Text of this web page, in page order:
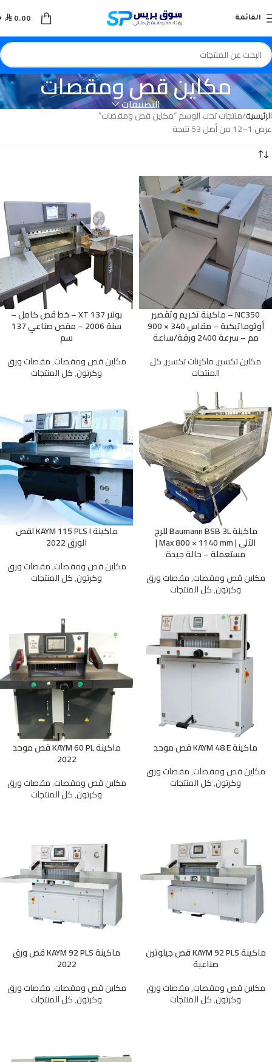
القائمة  0.00
مكاين قص ومقصات
التصنيفات
الرئيسية منتجات تحت الوسم “مكاين قص ومقصات”
عرض 1–12 من أصل 53 نتيجة
NC350 – ماكينة تخريم وتقصير
أوتوماتيكية – مقاس 340 × 900
مم – سرعة 2400 ورقة/ساعة
مكاين تكسير,ماكينات تكسير,كل
المنتجات
بولار 137 XT – خط قص كامل –
سنة 2006 – مقص صناعي 137
سم
مكاين قص ومقصات,مقصات ورق
وكرتون,كل المنتجات
ماكينة Baumann BSB 3L للرج
الآلي | Max 800 × 1140 mm |
مستعملة – حالة جيدة
مكاين قص ومقصات,مقصات ورق
وكرتون,كل المنتجات
ماكينة KAYM 115 PLS I لقص
الورق 2022
مكاين قص ومقصات,مقصات ورق
وكرتون,كل المنتجات
ماكينة KAYM 48 E قص موحد
مكاين قص ومقصات,مقصات ورق
وكرتون,كل المنتجات
ماكينة KAYM 60 PL قص موحد
2022
مكاين قص ومقصات,مقصات ورق
وكرتون,كل المنتجات
ماكينة KAYM 92 PLS قص جيلوتين
صناعية
مكاين قص ومقصات,مقصات ورق
وكرتون,كل المنتجات
ماكينة KAYM 92 PLS قص ورق
2022
مكاين قص ومقصات,مقصات ورق
وكرتون,كل المنتجات